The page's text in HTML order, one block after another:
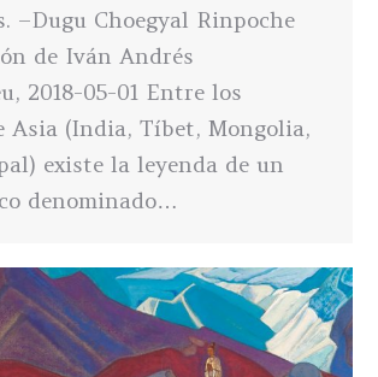
–Dugu Choegyal Rinpoche
de Iván Andrés
2018-05-01 Entre los
Asia (India, Tíbet, Mongolia,
existe la leyenda de un
denominado…